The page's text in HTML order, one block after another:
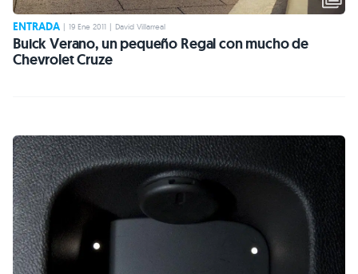
ENTRADA | 19 Ene 2011 | David Villarreal
Buick Verano, un pequeño Regal con mucho de
Chevrolet Cruze